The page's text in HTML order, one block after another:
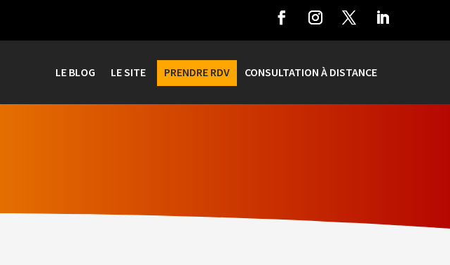
LE BLOG LE SITE PRENDRE RDV CONSULTATION À DISTANCE